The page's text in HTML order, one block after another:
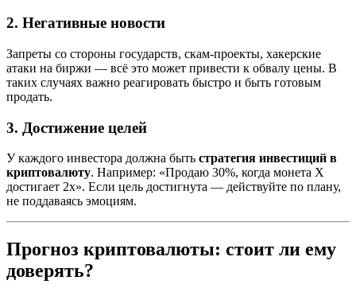
2. Негативные новости
Запреты со стороны государств, скам-проекты, хакерские
атаки на биржи — всё это может привести к обвалу цены. В
таких случаях важно реагировать быстро и быть готовым
продать.
3. Достижение целей
У каждого инвестора должна быть стратегия инвестиций в
криптовалюту. Например: «Продаю 30%, когда монета X
достигает 2x». Если цель достигнута — действуйте по плану,
не поддаваясь эмоциям.
Прогноз криптовалюты: стоит ли ему
доверять?